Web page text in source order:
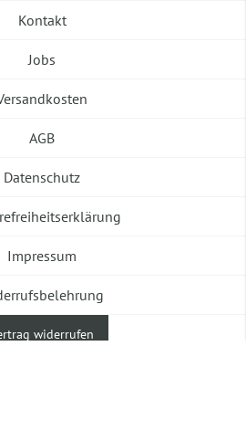
Kontakt
Jobs
AGB
Datenschutz
Impressum
widerrufen